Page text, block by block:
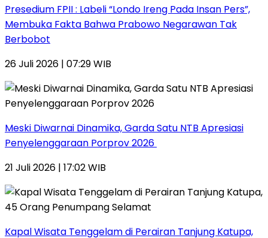
Presedium FPII : Labeli “Londo Ireng Pada Insan Pers”,
Membuka Fakta Bahwa Prabowo Negarawan Tak
Berbobot
26 Juli 2026 | 07:29 WIB
Meski Diwarnai Dinamika, Garda Satu NTB Apresiasi
Penyelenggaraan Porprov 2026 ‎
21 Juli 2026 | 17:02 WIB
Kapal Wisata Tenggelam di Perairan Tanjung Katupa,